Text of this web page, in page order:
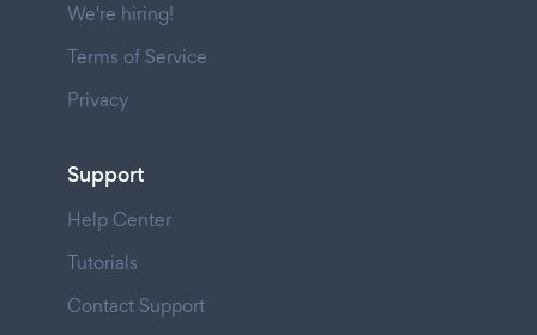
We're hiring!
Terms of Service
Privacy
Support
Help Center
Tutorials
Contact Support